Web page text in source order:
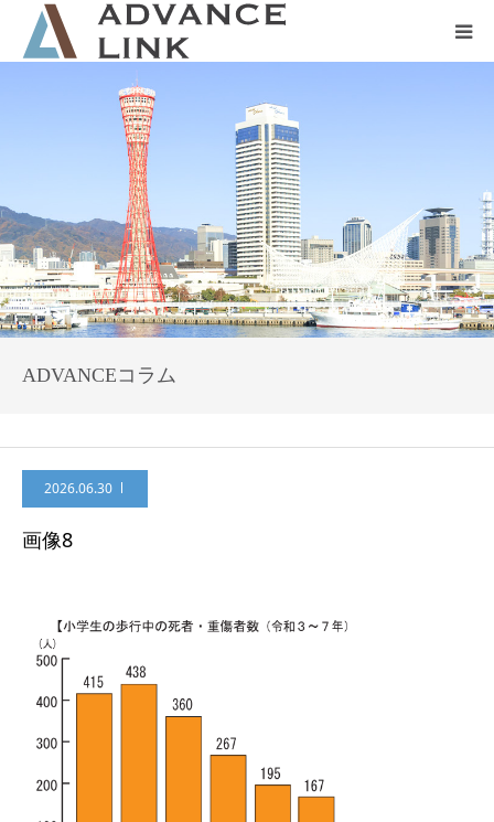
ADVANCEコラム
2026.06.30
画像8
会社概要
ネット保険
事業保険